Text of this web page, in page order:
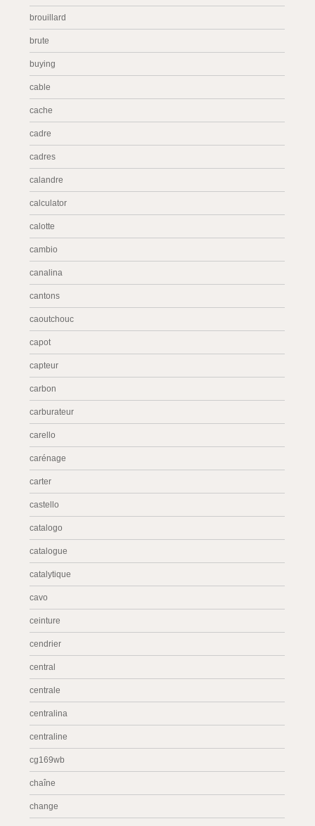
brouillard
brute
buying
cable
cache
cadre
cadres
calandre
calculator
calotte
cambio
canalina
cantons
caoutchouc
capot
capteur
carbon
carburateur
carello
carénage
carter
castello
catalogo
catalogue
catalytique
cavo
ceinture
cendrier
central
centrale
centralina
centraline
cg169wb
chaîne
change